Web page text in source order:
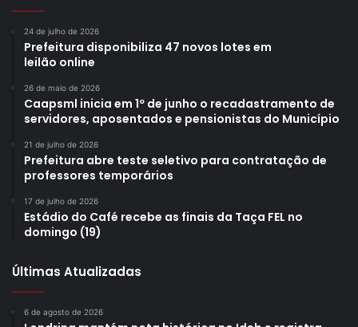
24 de julho de 2026
Prefeitura disponibiliza 47 novos lotes em
leilão online
26 de maio de 2026
Caapsml inicia em 1º de junho o recadastramento de
servidores, aposentados e pensionistas do Município
21 de julho de 2026
Prefeitura abre teste seletivo para contratação de
professores temporários
17 de julho de 2026
Estádio do Café recebe as finais da Taça FEL no
domingo (19)
Últimas Atualizadas
6 de agosto de 2026